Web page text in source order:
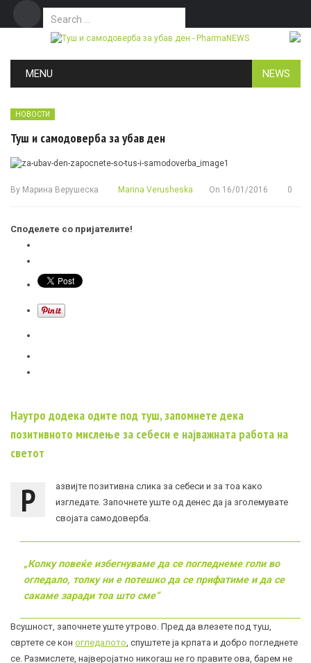
Search for:
MENU NEWS
НОВОСТИ
Туш и самодоверба за убав ден
By Марина Верушеска Marina Verusheska On 16/01/2016 0
Споделете со пријателите!
Наутро додека одите под туш, запомнете дека
позитивното мислење за себеси е најважната работа на
светот
Р
азвијте позитивна слика за себеси и за тоа како
изгледате. Започнете уште од денес да ја зголемувате
својата самодоверба.
„Колку повеќе избегнуваме да се погледнеме голи во
огледало, толку ни е потешко да се прифатиме и да се
сакаме заради тоа што сме“
Всушност, започнете уште утрово. Пред да влезете под туш,
свртете се кон огледалото, спуштете ја крпата и добро погледнете
се. Размислете, најверојатно никогаш не го правите ова, барем не